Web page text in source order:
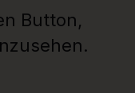
Button,